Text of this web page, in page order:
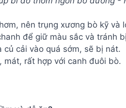
và dễ ăn?
2-3 tiếng với lửa nhỏ,
hoặc rượu trắng khi ninh giúp
để nấu canh súp đuôi bò?
loại rau củ như cà rốt, khoai
Chọn rau củ tươi ngon, đảm
có để được bao lâu?
trong tủ lạnh được 3-4
thực phẩm.